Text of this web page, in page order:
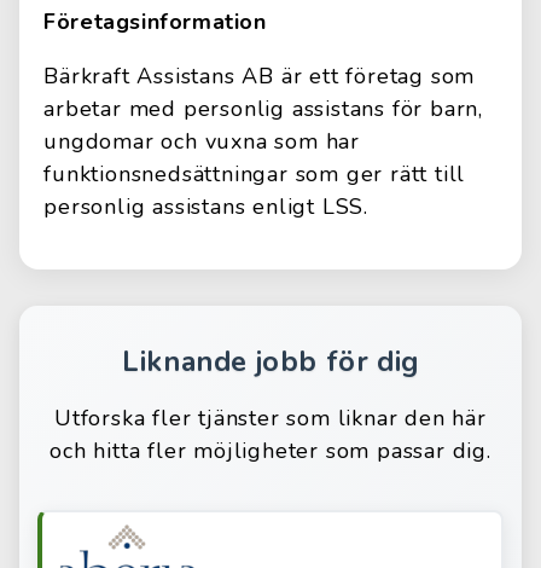
Företagsinformation
Bärkraft Assistans AB är ett företag som
arbetar med personlig assistans för barn,
ungdomar och vuxna som har
funktionsnedsättningar som ger rätt till
personlig assistans enligt LSS.
Liknande jobb för dig
Utforska fler tjänster som liknar den här
och hitta fler möjligheter som passar dig.